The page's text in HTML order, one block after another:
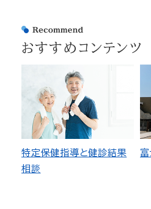
おすすめコンテンツ
特定保健指導と健診結果
相談